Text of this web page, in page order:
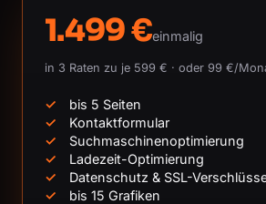
1.499 €einmalig
in 3 Raten zu je 599 € · oder 99 €/
bis 5 Seiten
Kontaktformular
Suchmaschinenoptimierung
Ladezeit-Optimierung
Datenschutz & SSL-
bis 15 Grafiken